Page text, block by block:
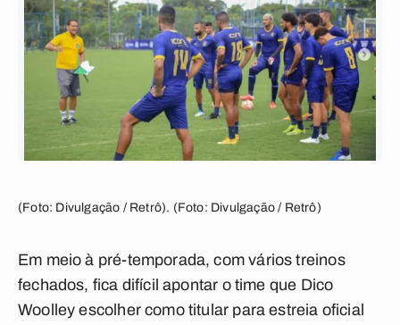
(Foto: Divulgação / Retrô). (Foto: Divulgação / Retrô)
Em meio à pré-temporada, com vários treinos
fechados, fica difícil apontar o time que Dico
Woolley escolher como titular para estreia oficial